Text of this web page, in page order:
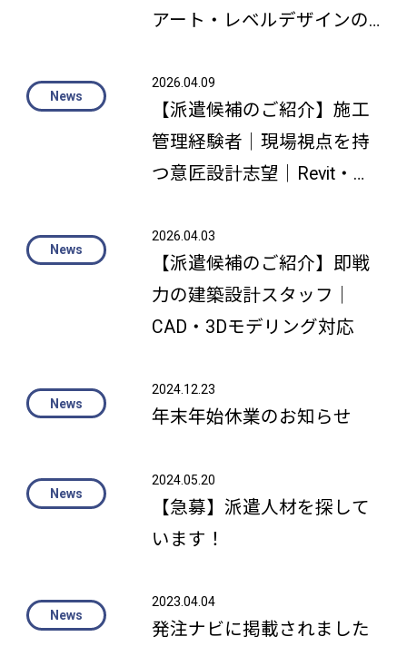
アート・レベルデザインの
Substance Painter活用可
2026.04.09
【派遣候補のご紹介】施工
管理経験者｜現場視点を持
つ意匠設計志望｜Revit・
2026.04.03
【派遣候補のご紹介】即戦
力の建築設計スタッフ｜
CAD・3Dモデリング対応
2024.12.23
年末年始休業のお知らせ
2024.05.20
【急募】派遣人材を探して
います！
2023.04.04
発注ナビに掲載されました